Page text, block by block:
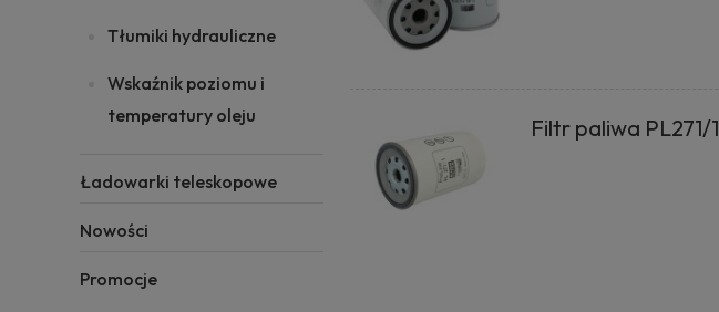
Tłumiki hydrauliczne
Wskaźnik poziomu i
temperatury oleju
Ładowarki teleskopowe
Nowości
Promocje
Filtr paliwa